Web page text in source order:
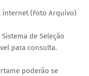
internet (Foto Arquivo)
de Seleção
para consulta.
poderão se